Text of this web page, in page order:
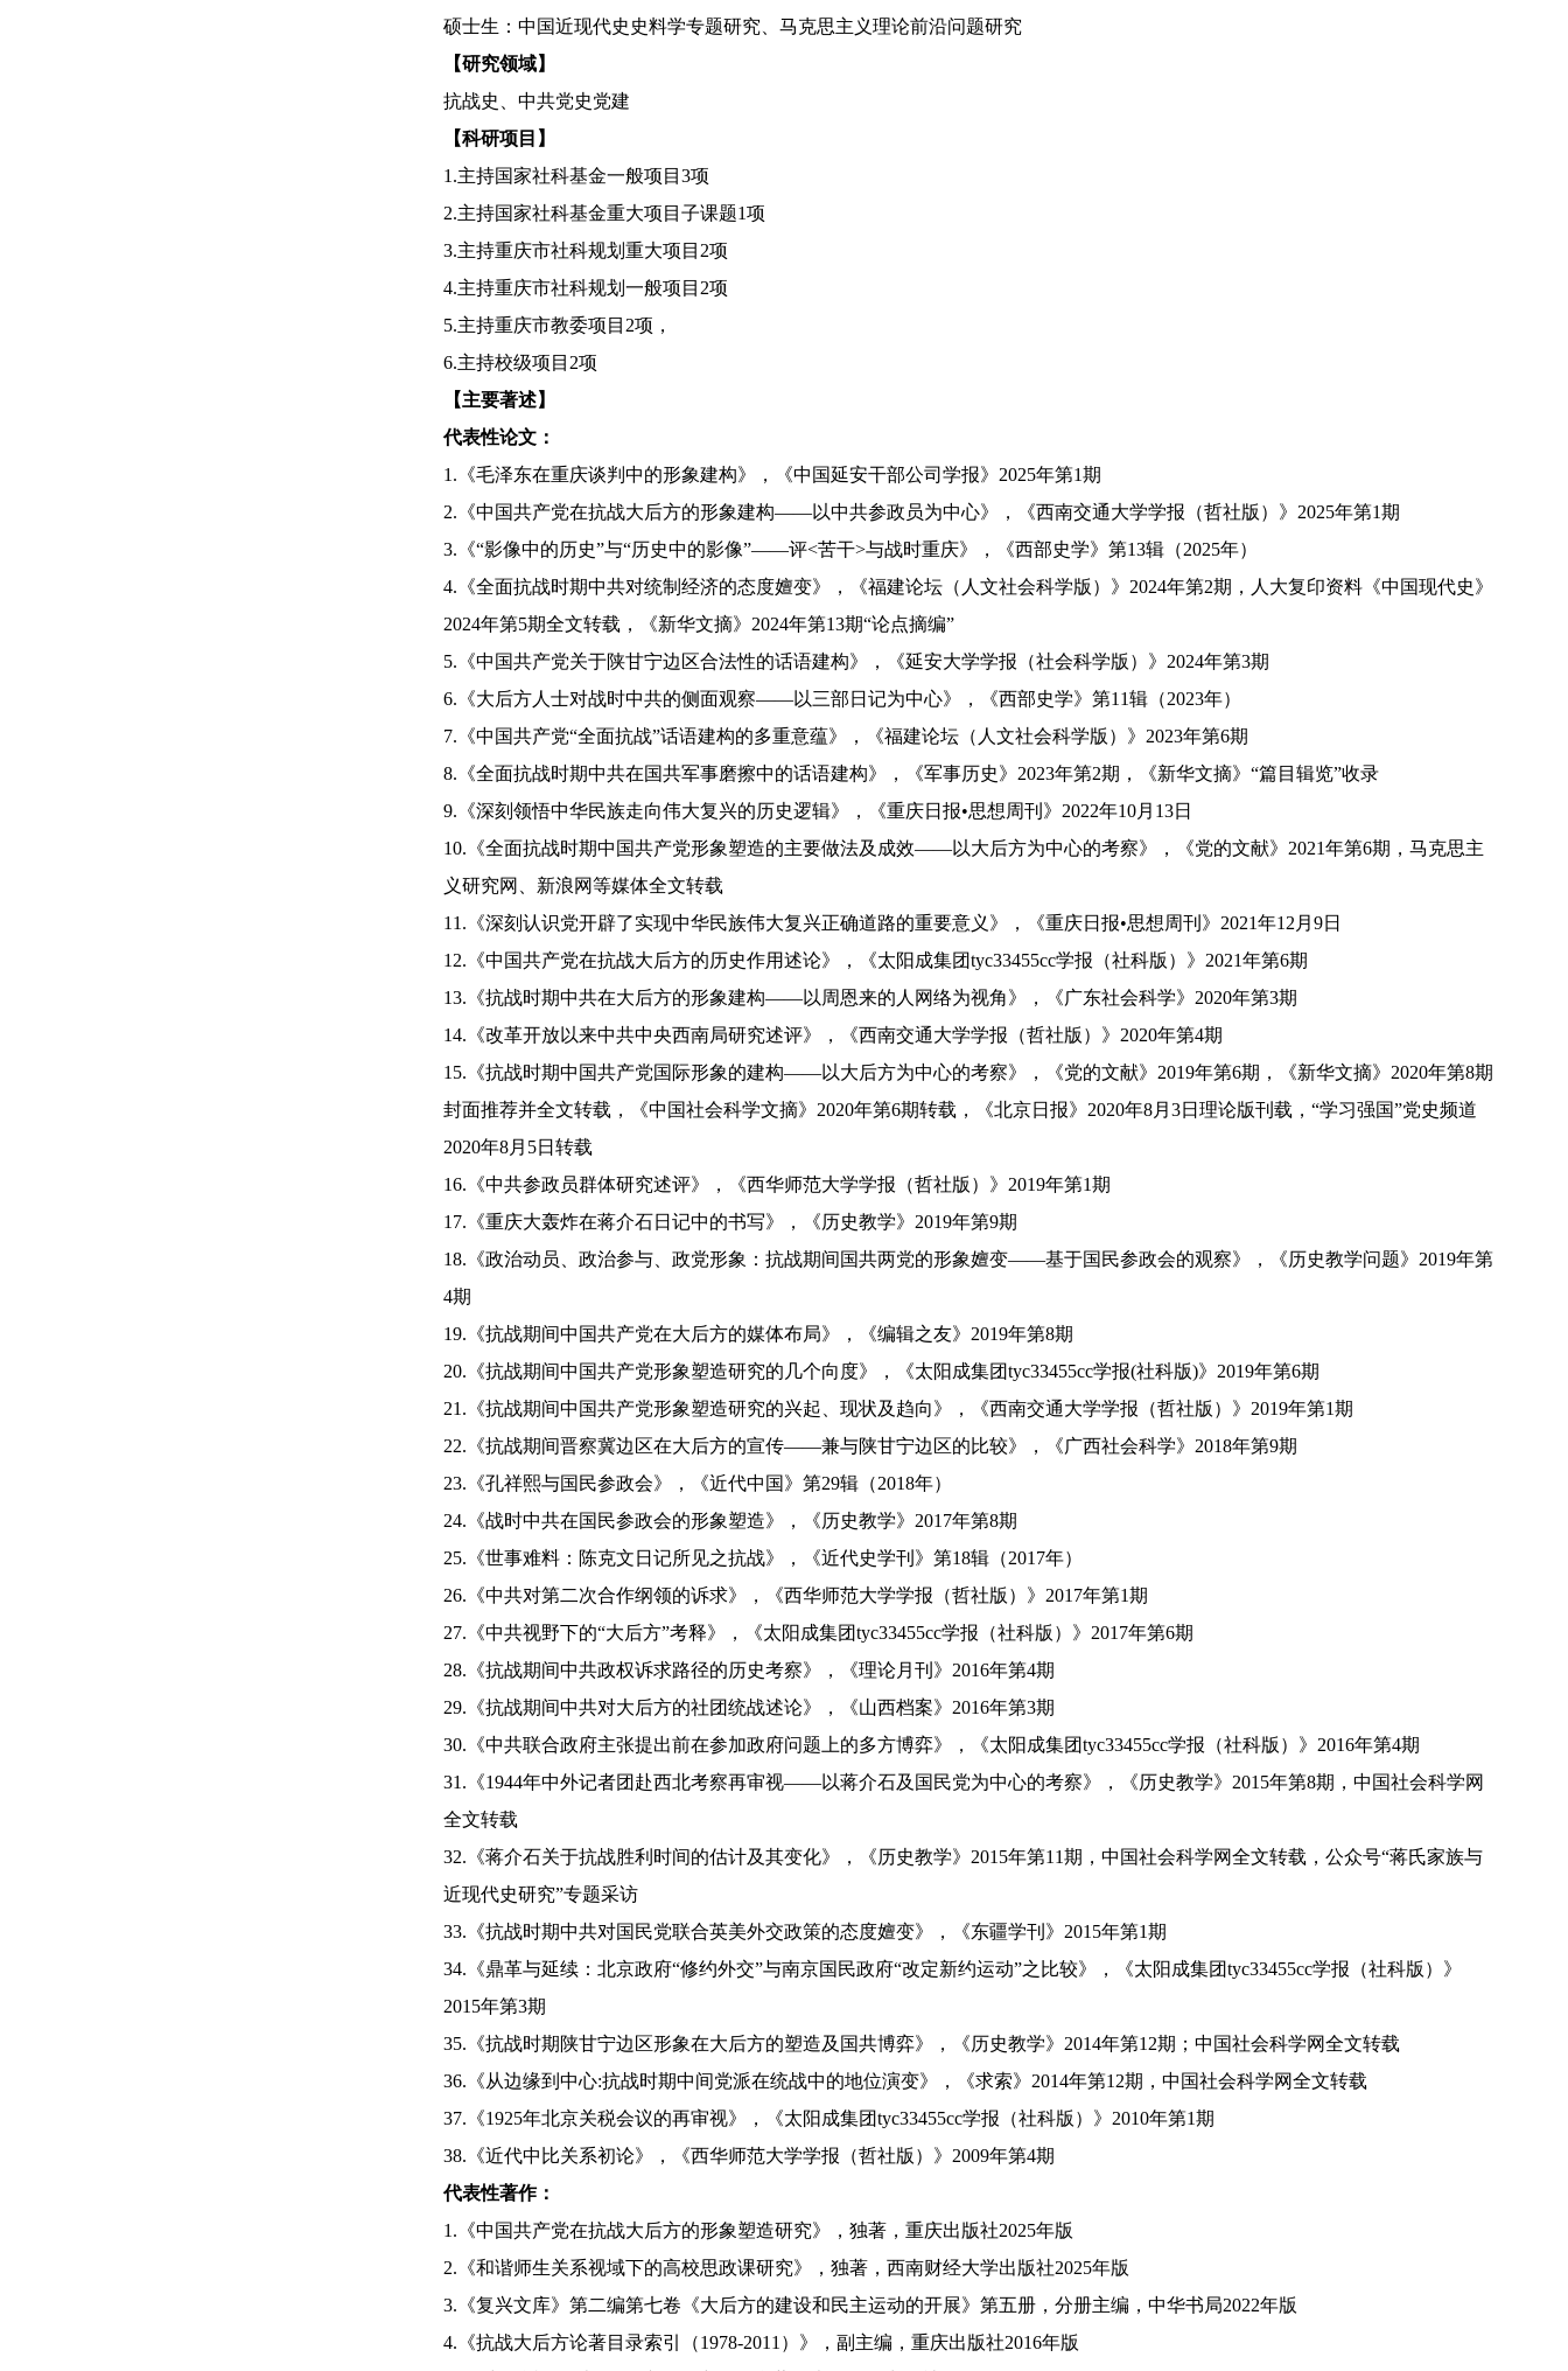
硕士生：中国近现代史史料学专题研究、马克思主义理论前沿问题研究
【研究领域】
抗战史、中共党史党建
【科研项目】
1.主持国家社科基金一般项目 3项
2.主持国家社科基金重大项目子课题1项
3.主持重庆市社科规划重大项目 2项
4.主持重庆市社科规划一般项目 2项
5.主持重庆市教委项目 2项，
6.主持校级项目 2项
【主要著述】
代表性论文：
1. 《毛泽东在重庆谈判中的形象建构》，《中国延安干部公司学报》 2025年第1期
2. 《中国共产党在抗战大后方的形象建构——以中共参政员为中心》，《西南交通大学学报（哲社版）》 2025年第1期
3. 《“影像中的历史”与“历史中的影像”——评<苦干>与战时重庆》，《西部史学》第13辑（2025年）
4. 《全面抗战时期中共对统制经济的态度嬗变》，《福建论坛（人文社会科学版）》 2024年第2期，人大复印资料《中国现代史》
2024年第5期全文转载，《新华文摘》 2024年第13期“论点摘编”
5. 《中国共产党关于陕甘宁边区合法性的话语建构》，《延安大学学报（社会科学版）》 2024年第3期
6. 《大后方人士对战时中共的侧面观察——以三部日记为中心》，《西部史学》第11辑（2023年）
7. 《中国共产党“全面抗战”话语建构的多重意蕴》，《福建论坛（人文社会科学版）》 2023年第6期
8. 《全面抗战时期中共在国共军事磨擦中的话语建构》，《军事历史》 2023年第2期，《新华文摘》“篇目辑览”收录
9. 《深刻领悟中华民族走向伟大复兴的历史逻辑》，《重庆日报•思想周刊》 2022年10月 13日
10. 《全面抗战时期中国共产党形象塑造的主要做法及成效——以大后方为中心的考察》，《党的文献》 2021年第6期，马克思主
义研究网、新浪网等媒体全文转载
11. 《深刻认识党开辟了实现中华民族伟大复兴正确道路的重要意义》，《重庆日报•思想周刊》 2021年12 月 9日
12. 《中国共产党在抗战大后方的历史作用述论》，《太阳成集团tyc33455cc学报（社科版）》 2021年第6期
13. 《抗战时期中共在大后方的形象建构——以周恩来的人网络为视角》，《广东社会科学》 2020年第3期
14. 《改革开放以来中共中央西南局研究述评》，《西南交通大学学报（哲社版）》 2020年第4期
15. 《抗战时期中国共产党国际形象的建构——以大后方为中心的考察》，《党的文献》 2019年第6期，《新华文摘》 2020年第8期
封面推荐并全文转载，《中国社会科学文摘》 2020年第6期转载，《北京日报》 2020年8月 3日理论版刊载，“学习强国”党史频道
2020年8月 5日转载
16. 《中共参政员群体研究述评》，《西华师范大学学报（哲社版）》 2019年第1期
17. 《重庆大轰炸在蒋介石日记中的书写》，《历史教学》 2019年第9期
18. 《政治动员、政治参与、政党形象：抗战期间国共两党的形象嬗变——基于国民参政会的观察》，《历史教学问题》 2019年第
4期
19. 《抗战期间中国共产党在大后方的媒体布局》，《编辑之友》 2019年第8期
20. 《抗战期间中国共产党形象塑造研究的几个向度》，《太阳成集团tyc33455cc学报(社科版)》 2019年第6期
21. 《抗战期间中国共产党形象塑造研究的兴起、现状及趋向》，《西南交通大学学报（哲社版）》 2019年第1期
22. 《抗战期间晋察冀边区在大后方的宣传——兼与陕甘宁边区的比较》，《广西社会科学》 2018年第9期
23. 《孔祥熙与国民参政会》，《近代中国》第29辑（2018年）
24. 《战时中共在国民参政会的形象塑造》，《历史教学》 2017年第8期
25. 《世事难料：陈克文日记所见之抗战》，《近代史学刊》第18辑（2017年）
26. 《中共对第二次合作纲领的诉求》，《西华师范大学学报（哲社版）》 2017年第1期
27. 《中共视野下的“大后方”考释》，《太阳成集团tyc33455cc学报（社科版）》 2017年第6期
28. 《抗战期间中共政权诉求路径的历史考察》，《理论月刊》 2016年第4期
29. 《抗战期间中共对大后方的社团统战述论》，《山西档案》 2016年第3期
30. 《中共联合政府主张提出前在参加政府问题上的多方博弈》，《太阳成集团tyc33455cc学报（社科版）》 2016年第4期
31. 《1944年中外记者团赴西北考察再审视——以蒋介石及国民党为中心的考察》，《历史教学》 2015年第8期，中国社会科学网
全文转载
32. 《蒋介石关于抗战胜利时间的估计及其变化》，《历史教学》 2015年第11期，中国社会科学网全文转载，公众号“蒋氏家族与
近现代史研究”专题采访
33. 《抗战时期中共对国民党联合英美外交政策的态度嬗变》，《东疆学刊》 2015年第1期
34. 《鼎革与延续：北京政府“修约外交”与南京国民政府“改定新约运动”之比较》，《太阳成集团tyc33455cc学报（社科版）》
2015年第3期
35. 《抗战时期陕甘宁边区形象在大后方的塑造及国共博弈》，《历史教学》 2014年第12期；中国社会科学网全文转载
36. 《从边缘到中心:抗战时期中间党派在统战中的地位演变》，《求索》 2014年第12期，中国社会科学网全文转载
37. 《1925年北京关税会议的再审视》，《太阳成集团tyc33455cc学报（社科版）》 2010年第1期
38. 《近代中比关系初论》，《西华师范大学学报（哲社版）》 2009年第4期
代表性著作：
1. 《中国共产党在抗战大后方的形象塑造研究》，独著，重庆出版社2025年版
2. 《和谐师生关系视域下的高校思政课研究》，独著，西南财经大学出版社2025年版
3. 《复兴文库》第二编第七卷《大后方的建设和民主运动的开展》第五册，分册主编，中华书局2022年版
4. 《抗战大后方论著目录索引（1978-2011 ）》，副主编，重庆出版社2016年版